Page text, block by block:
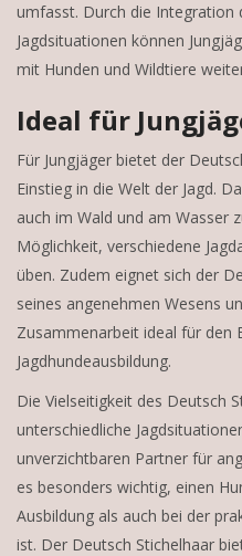
umfasst. Durch die Integration
Jagdsituationen können
mit Hunden und Wildtiere
Ideal für
Für Jungjäger bietet der
Einstieg in die Welt der Jagd.
auch im Wald und am Wasser
Möglichkeit, verschiedene
üben. Zudem eignet sich der
seines angenehmen Wesens
Zusammenarbeit ideal für den
Jagdhundeausbildung.
Die Vielseitigkeit des Deutsch
unterschiedliche
unverzichtbaren Partner für
es besonders wichtig, einen
Ausbildung als auch bei der
ist. Der Deutsch Stichelhaar